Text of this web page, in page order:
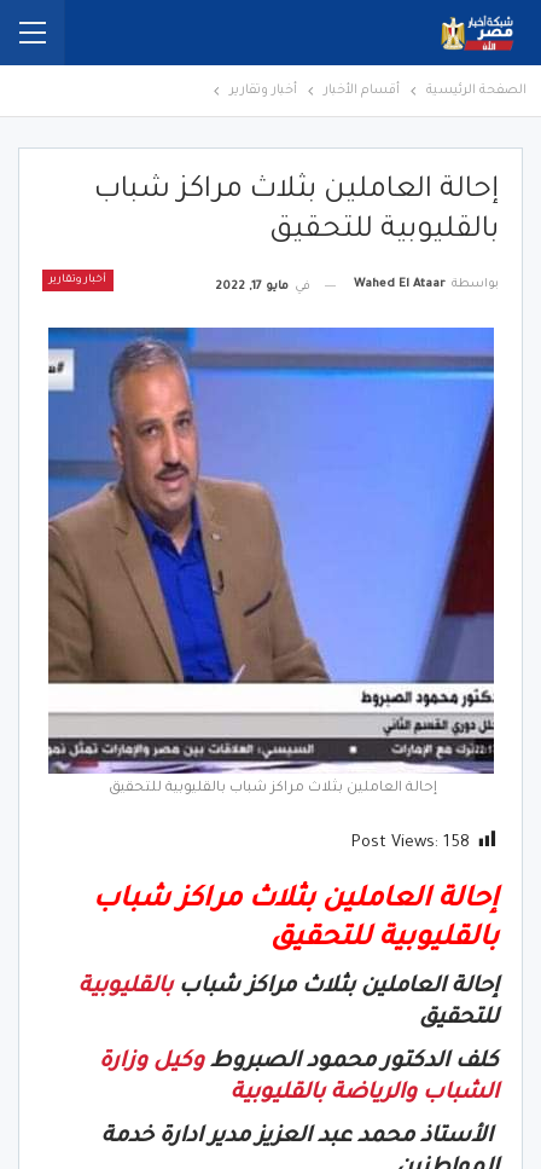
الصفحة الرئيسية أقسام الأخبار أخبار وتقارير
إحالة العاملين بثلاث مراكز شباب
بالقليوبية للتحقيق
أخبار وتقارير بواسطة Wahed El Ataar في مايو 17, 2022
إحالة العاملين بثلاث مراكز شباب بالقليوبية للتحقيق
Post Views: 158
إحالة العاملين بثلاث مراكز شباب
بالقليوبية للتحقيق
إحالة العاملين بثلاث مراكز شباببالقليوبية
للتحقيق
كلف الدكتور محمود الصبروطوكيل وزارة
الشباب والرياضة بالقليوبية
الأستاذ محمد عبد العزيز مدير ادارة خدمة